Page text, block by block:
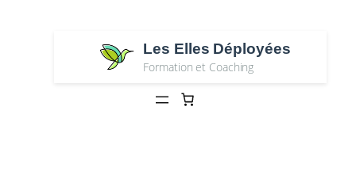
Les Elles Déployées
Formation et Coaching